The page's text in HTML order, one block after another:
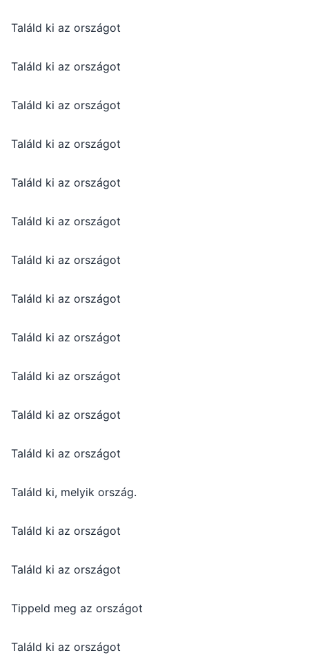
Találd ki az országot
Találd ki az országot
Találd ki az országot
Találd ki az országot
Találd ki az országot
Találd ki az országot
Találd ki az országot
Találd ki az országot
Találd ki az országot
Találd ki az országot
Találd ki az országot
Találd ki az országot
Találd ki, melyik ország.
Találd ki az országot
Találd ki az országot
Tippeld meg az országot
Találd ki az országot